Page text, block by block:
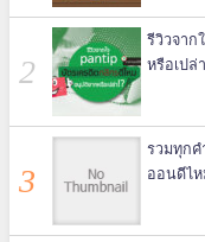
รีวิวจาก
หรือเปล่
รวมทุกค
ออนดีไห